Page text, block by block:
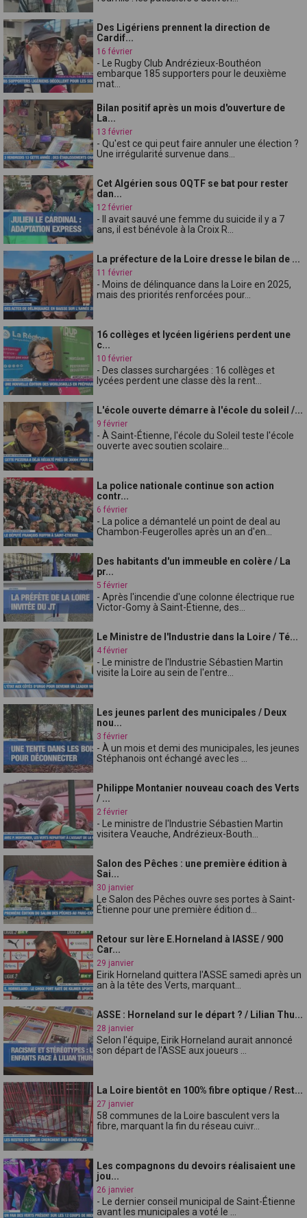
Des Ligériens prennent la direction de
Cardif...
16 février
- Le Rugby Club Andrézieux-Bouthéon
embarque 185 supporters pour le deuxième
mat...
Bilan positif après un mois d'ouverture de
La...
13 février
- Qu'est ce qui peut faire annuler une élection ?
Une irrégularité survenue dans...
Cet Algérien sous OQTF se bat pour rester
dan...
12 février
- Il avait sauvé une femme du suicide il y a 7
ans, il est bénévole à la Croix R...
La préfecture de la Loire dresse le bilan de ...
11 février
- Moins de délinquance dans la Loire en 2025,
mais des priorités renforcées pour...
16 collèges et lycéen ligériens perdent une
c...
10 février
- Des classes surchargées : 16 collèges et
lycées perdent une classe dès la rent...
L'école ouverte démarre à l'école du soleil /...
9 février
- À Saint-Étienne, l'école du Soleil teste l'école
ouverte avec soutien scolaire...
La police nationale continue son action
contr...
6 février
- La police a démantelé un point de deal au
Chambon-Feugerolles après un an d'en...
Des habitants d'un immeuble en colère / La
pr...
5 février
- Après l'incendie d'une colonne électrique rue
Victor-Gomy à Saint-Étienne, des...
Le Ministre de l'Industrie dans la Loire / Té...
4 février
- Le ministre de l'Industrie Sébastien Martin
visite la Loire au sein de l'entre...
Les jeunes parlent des municipales / Deux
nou...
3 février
- À un mois et demi des municipales, les jeunes
Stéphanois ont échangé avec les ...
Philippe Montanier nouveau coach des Verts
/ ...
2 février
- Le ministre de l'Industrie Sébastien Martin
visitera Veauche, Andrézieux-Bouth...
Salon des Pêches : une première édition à
Sai...
30 janvier
Le Salon des Pêches ouvre ses portes à Saint-
Étienne pour une première édition d...
Retour sur lère E.Horneland à lASSE / 900
Car...
29 janvier
Eirik Horneland quittera l'ASSE samedi après un
an à la tête des Verts, marquant...
ASSE : Horneland sur le départ ? / Lilian Thu...
28 janvier
Selon l'équipe, Eirik Horneland aurait annoncé
son départ de l'ASSE aux joueurs ...
La Loire bientôt en 100% fibre optique / Rest...
27 janvier
58 communes de la Loire basculent vers la
fibre, marquant la fin du réseau cuivr...
Les compagnons du devoirs réalisaient une
jou...
26 janvier
- Le dernier conseil municipal de Saint-Étienne
avant les municipales a voté le ...